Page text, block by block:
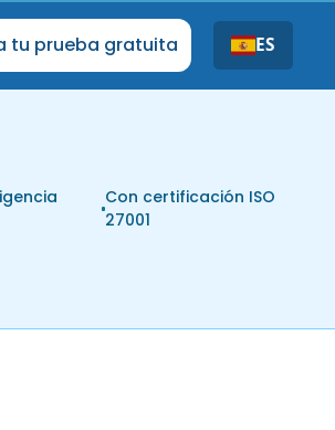
tu prueba gratuita ES
Con certificación ISO
27001